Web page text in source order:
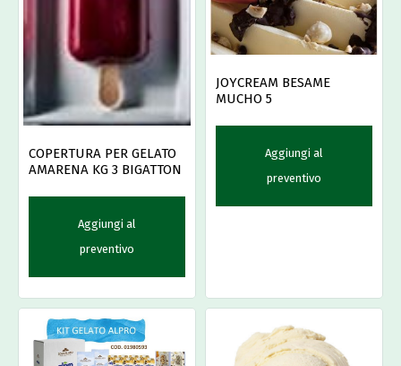
COPERTURA PER GELATO
AMARENA KG 3 BIGATTON
Aggiungi al
preventivo
JOYCREAM BESAME
MUCHO 5
Aggiungi al
preventivo